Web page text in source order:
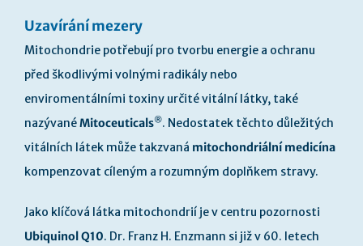
Uzavírání mezery
Mitochondrie potřebují pro tvorbu energie a ochranu
před škodlivými volnými radikály nebo
enviromentálními toxiny určité vitální látky, také
nazývanéMitoceuticals®. Nedostatek těchto důležitých
vitálních látek může takzvaná mitochondriální medicína
kompenzovat cíleným a rozumným doplňkem stravy.
Jako klíčová látka mitochondrií je v centru pozornosti
Ubiquinol Q10. Dr. Franz H. Enzmann si již v 60. letech